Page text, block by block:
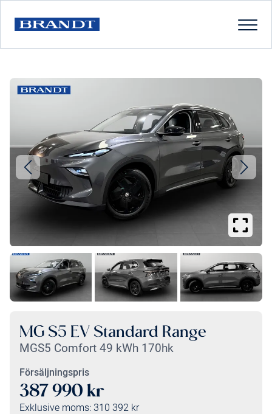
MG S5 EV Standard Range
MGS5 Comfort 49 kWh 170hk
Försäljningspris
387 990 kr
Exklusive moms: 310 392 kr
Se
större
bilder